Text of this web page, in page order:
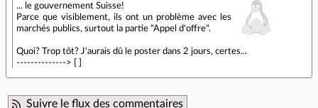
... le gouvernement Suisse!
Parce que visiblement, ils ont un problème avec les
marchés publics, surtout la partie "Appel d'offre".
Quoi? Trop tôt? J'aurais dû le poster dans 2 jours, certes...
--------------> [ ]
Suivre le flux des commentaires